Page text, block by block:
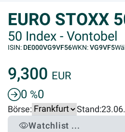
EURO STOXX
50 Index - Vontobel
ISIN: DE000VG9VF56WKN:VG9VF5
9,300 EUR
0 %0
Börse: Stand:23.06.
Watchlist ...